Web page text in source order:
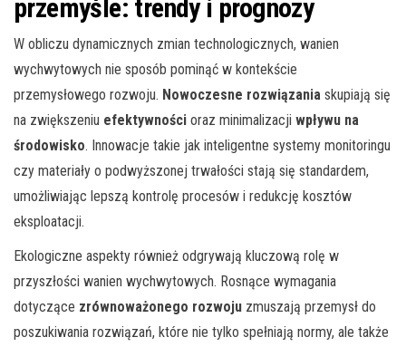
przemyśle: trendy i prognozy
W obliczu dynamicznych zmian technologicznych, wanien
wychwytowych nie sposób pominąć w kontekście
przemysłowego rozwoju. Nowoczesne rozwiązania skupiają się
na zwiększeniu efektywności oraz minimalizacji wpływu na
środowisko. Innowacje takie jak inteligentne systemy monitoringu
czy materiały o podwyższonej trwałości stają się standardem,
umożliwiając lepszą kontrolę procesów i redukcję kosztów
eksploatacji.
Ekologiczne aspekty również odgrywają kluczową rolę w
przyszłości wanien wychwytowych. Rosnące wymagania
dotyczące zrównoważonego rozwoju zmuszają przemysł do
poszukiwania rozwiązań, które nie tylko spełniają normy, ale także